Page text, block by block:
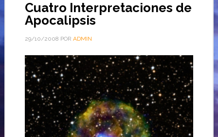
Cuatro Interpretaciones de
Apocalipsis
29/10/2008 POR ADMIN